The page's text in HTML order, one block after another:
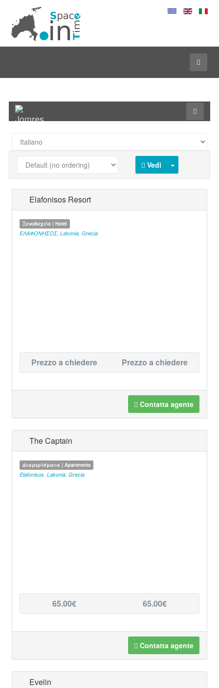
Toggle
Vedi
Elafonisos Resort
Ξενοδοχείο | Hotel
ΕΛΑΦΟΝΗΣΟΣ, Lakonia, Grecia
Prezzo a chiedere Prezzo a chiedere
Contatta agente
The Captain
Διαμερίσματα | Apartments
Elafonisos Lakonia Grecia
65.00€ 65.00€
Contatta agente
Evelin